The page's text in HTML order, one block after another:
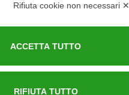
Rifiuta cookie non necessari ✕
ACCETTA TUTTO
RIFIUTA TUTTO